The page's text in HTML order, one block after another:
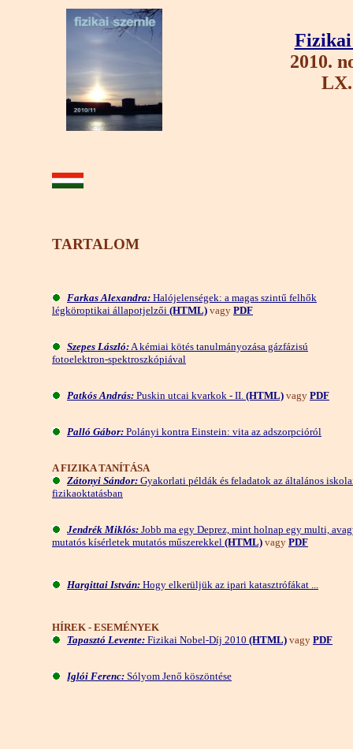
Fizikai
2010.
TARTALOM
Farkas Alexandra: Halójelenségek: a magas szintű felhők
légköroptikai állapotjelzői (HTML) vagy PDF
Szepes László:A kémiai kötés tanulmányozása gázfázisú
fotoelektron-spektroszkópiával
Patkós András: Puskin utcai kvarkok - II. (HTML) vagy PDF
Palló Gábor: Polányi kontra Einstein: vita az adszorpcióról
A FIZIKA TANÍTÁSA
Zátonyi Sándor: Gyakorlati példák és feladatok az általános
fizikaoktatásban
Jendrék Miklós: Jobb ma egy Deprez, mint holnap egy multi,
mutatós kísérletek mutatós műszerekkel (HTML) vagy PDF
Hargittai István: Hogy elkerüljük az ipari katasztrófákat ...
HÍREK - ESEMÉNYEK
Tapasztó Levente: Fizikai Nobel-Díj 2010 (HTML) vagy PDF
Iglói Ferenc: Sólyom Jenő köszöntése